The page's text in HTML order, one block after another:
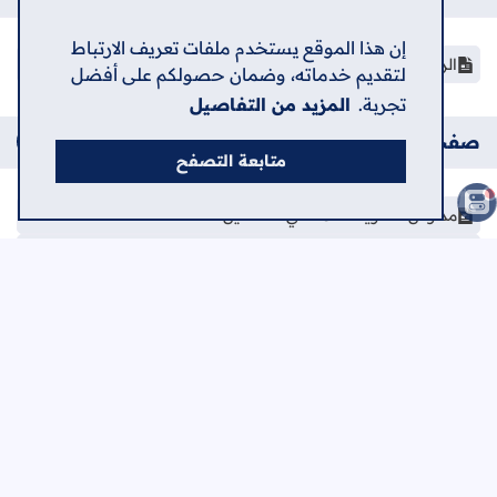
إن هذا الموقع يستخدم ملفات تعريف الارتباط
لتقديم خدماته، وضمان حصولكم على أفضل
تجربة. المزيد من التفاصيل
متابعة التصفح
الرئيسية
صفحات إضافية
مدارس الثانوية العامة في فلسطين